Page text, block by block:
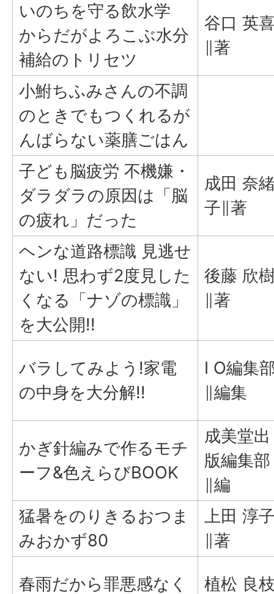
いのちを守る飲水学
からだがよろこぶ水分
補給のトリセツ
谷口 英
∥著
小鮒ちふみさんの不調
のときでもつくれるが
んばらない薬膳ごはん
子ども脳疲労 不機嫌・
ダラダラの原因は「脳
の疲れ」だった
成田 奈
子∥著
ヘンな道路標識 見逃せ
ない! 思わず2度見した
くなる「ナゾの標識」
を大公開!!
後藤 欣
∥著
バラしてみよう!家電
の中身を大分解!!
I O編集
∥編集
かぎ針編みで作るモチ
ーフ&色えらびBOOK
成美堂出
版編集部
∥編
猛暑をのりきるおつま
みおかず80
上田 淳
∥著
春雨だから罪悪感なく
植松 良